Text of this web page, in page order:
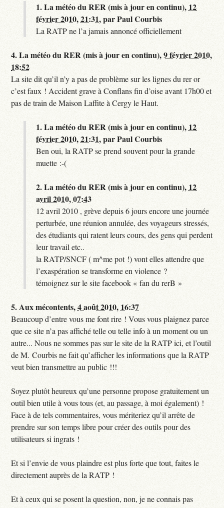
1.La météo du RER (mis à jour en continu), 12
février 2010, 21:31,parPaul Courbis
La RATP ne l’a jamais annoncé officiellement
4.La météo du RER (mis à jour en continu),9 février 2010,
18:52
La site dit qu’il n’y a pas de problème sur les lignes du rer or
c’est faux ! Accident grave à Conflans fin d’oise avant 17h00 et
pas de train de Maison Laffite à Cergy le Haut.
1.La météo du RER (mis à jour en continu), 12
février 2010, 21:31,parPaul Courbis
Ben oui, la RATP se prend souvent pour la grande
muette :-(
2.La météo du RER (mis à jour en continu), 12
avril 2010, 07:43
12 avril 2010 , grève depuis 6 jours encore une journée
perturbée, une réunion annulée, des voyageurs stressés,
des étudiants qui ratent leurs cours, des gens qui perdent
leur travail etc..
la RATP/SNCF ( m^me pot !) vont elles attendre que
l’exaspération se transforme en violence ?
témoignez sur le site facebook « fan du rerB »
5.Aux mécontents,4 août 2010, 16:37
Beaucoup d’entre vous me font rire ! Vous vous plaignez parce
que ce site n’a pas affiché telle ou telle info à un moment ou un
autre... Nous ne sommes pas sur le site de la RATP ici, et l’outil
de M. Courbis ne fait qu’afficher les informations que la RATP
veut bien transmettre au public !!!
Soyez plutôt heureux qu’une personne propose gratuitement un
outil bien utile à vous tous (et, au passage, à moi également) !
Face à de tels commentaires, vous mériteriez qu’il arrête de
prendre sur son temps libre pour créer des outils pour des
utilisateurs si ingrats !
Et si l’envie de vous plaindre est plus forte que tout, faites le
directement auprès de la RATP !
Et à ceux qui se posent la question, non, je ne connais pas